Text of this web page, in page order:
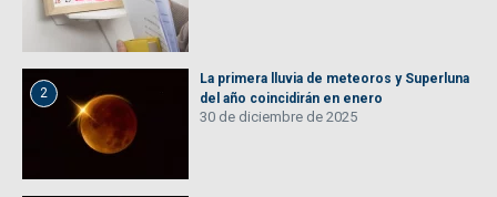
2
La primera lluvia de meteoros y Superluna
del año coincidirán en enero
30 de diciembre de 2025